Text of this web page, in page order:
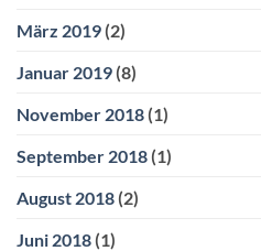
März 2019 (2)
Januar 2019 (8)
November 2018 (1)
September 2018 (1)
August 2018 (2)
Juni 2018 (1)